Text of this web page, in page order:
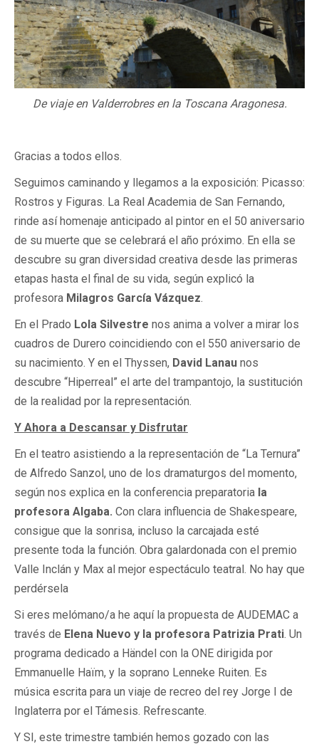
De viaje en Valderrobres en la Toscana Aragonesa.
Gracias a todos ellos.
Seguimos caminando y llegamos a la exposición: Picasso:
Rostros y Figuras. La Real Academia de San Fernando,
rinde así homenaje anticipado al pintor en el 50 aniversario
de su muerte que se celebrará el año próximo. En ella se
descubre su gran diversidad creativa desde las primeras
etapas hasta el final de su vida, según explicó la
profesora Milagros García Vázquez.
En el Prado Lola Silvestre nos anima a volver a mirar los
cuadros de Durero coincidiendo con el 550 aniversario de
su nacimiento. Y en el Thyssen, David Lanau nos
descubre “Hiperreal” el arte del trampantojo, la sustitución
de la realidad por la representación.
Y Ahora a Descansar y Disfrutar
En el teatro asistiendo a la representación de “La Ternura”
de Alfredo Sanzol, uno de los dramaturgos del momento,
según nos explica en la conferencia preparatoria la
profesora Algaba. Con clara influencia de Shakespeare,
consigue que la sonrisa, incluso la carcajada esté
presente toda la función. Obra galardonada con el premio
Valle Inclán y Max al mejor espectáculo teatral. No hay que
perdérsela
Si eres melómano/a he aquí la propuesta de AUDEMAC a
través de Elena Nuevo y la profesora Patrizia Prati. Un
programa dedicado a Händel con la ONE dirigida por
Emmanuelle Haïm, y la soprano Lenneke Ruiten. Es
música escrita para un viaje de recreo del rey Jorge I de
Inglaterra por el Támesis. Refrescante.
Y SI, este trimestre también hemos gozado con las